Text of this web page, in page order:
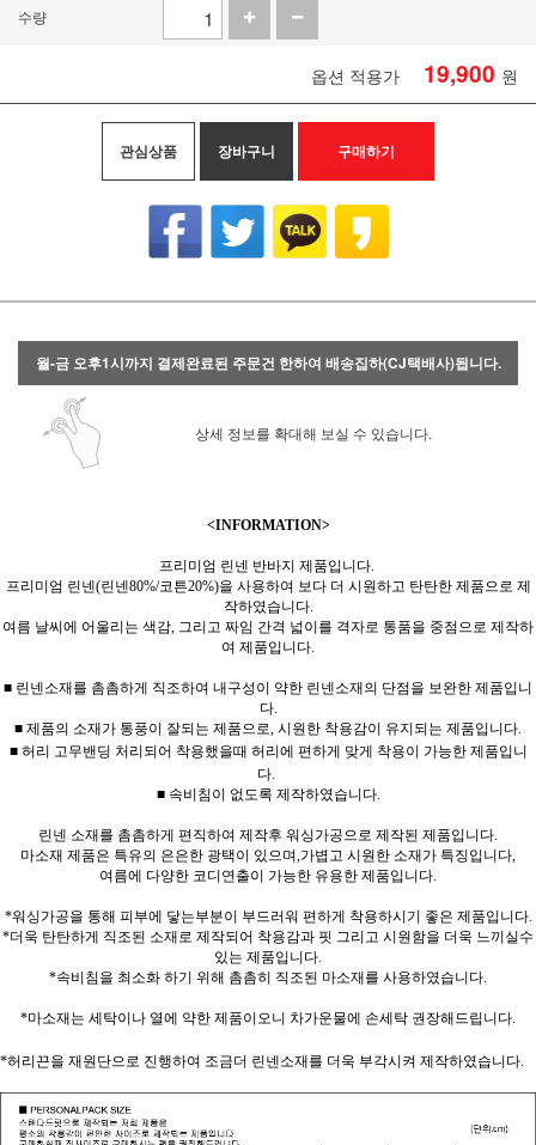
수량
옵션 적용가 19,900 원
관심상품 장바구니 구매하기
월-금 오후1시까지 결제완료된 주문건 한하여 배송집하(CJ택배사)됩니다.
상세 정보를 확대해 보실 수 있습니다.
<INFORMATION>
프리미엄 린넨 반바지 제품입니다.
프리미엄 린넨(린넨80%/코튼20%)을 사용하여 보다 더 시원하고 탄탄한 제품으로 제
작하였습니다.
여름 날씨에 어울리는 색감, 그리고 짜임 간격 넓이를 격자로 통품을 중점으로 제작하
여 제품입니다.
■ 린넨소재를 촘촘하게 직조하여 내구성이 약한 린넨소재의 단점을 보완한 제품입니
다.
■ 제품의 소재가 통풍이 잘되는 제품으로, 시원한 착용감이 유지되는 제품입니다.
■ 허리 고무밴딩 처리되어 착용했을때 허리에 편하게 맞게 착용이 가능한 제품입니
다.
■ 속비침이 없도록 제작하였습니다.
린넨 소재를 촘촘하게 편직하여 제작후 워싱가공으로 제작된 제품입니다.
마소재 제품은 특유의 은은한 광택이 있으며,가볍고 시원한 소재가 특징입니다,
여름에 다양한 코디연출이 가능한 유용한 제품입니다.
*워싱가공을 통해 피부에 닿는부분이 부드러워 편하게 착용하시기 좋은 제품입니다.
*더욱 탄탄하게 직조된 소재로 제작되어 착용감과 핏 그리고 시원함을 더욱 느끼실수
있는 제품입니다.
*속비침을 최소화 하기 위해 촘촘히 직조된 마소재를 사용하였습니다.
*마소재는 세탁이나 열에 약한 제품이오니 차가운물에 손세탁 권장해드립니다.
*허리끈을 재원단으로 진행하여 조금더 린넨소재를 더욱 부각시켜 제작하였습니다.